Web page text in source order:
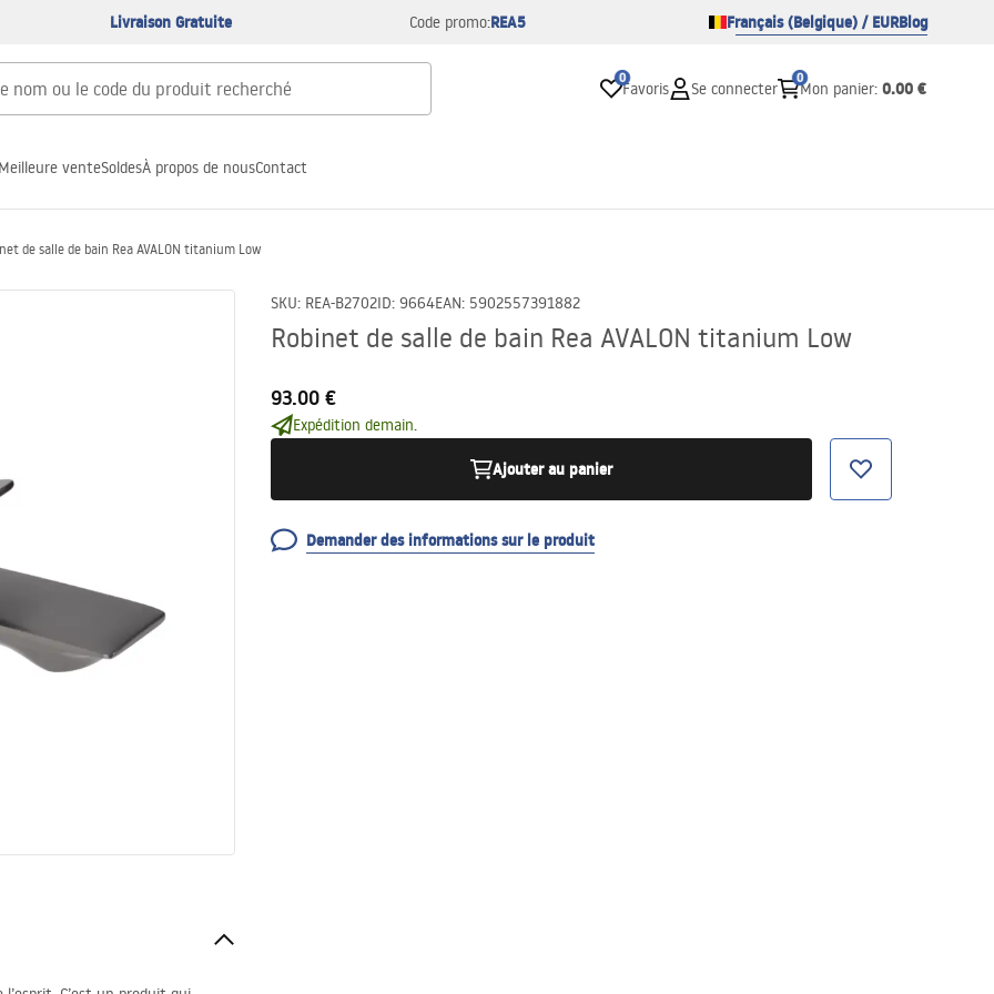
Livraison Gratuite Code promo:REA5 Français (Belgique) / EURBlog
0
Favoris Se connecter
0
Mon panier: 0.00 €
Meilleure venteSoldesÀ propos de nousContact
de salle de bain Rea AVALON titanium Low
SKU: REA-B2702ID: 9664EAN: 5902557391882
Robinet de salle de bain Rea AVALON titanium Low
93.00 €
Expédition demain.
Ajouter au panier
Demander des informations sur le produit